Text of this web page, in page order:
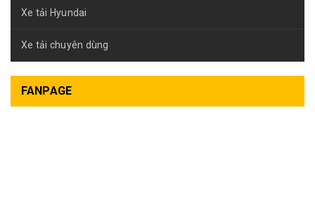
Xe tải Hyundai
Xe tải chuyên dùng
FANPAGE